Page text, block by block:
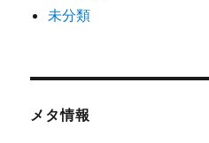
未分類
メタ情報